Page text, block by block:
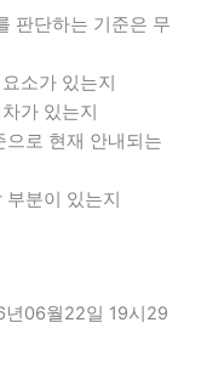
판단하는 기준은 무
소가 있는지
가 있는지
로 현재 안내되는
부분이 있는지
년06월22일 19시29